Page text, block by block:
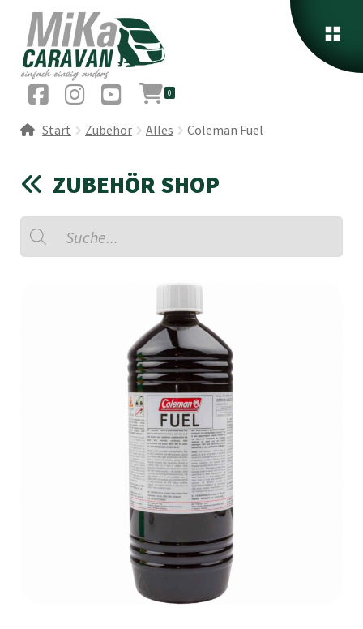
0
Start Zubehör Alles Coleman Fuel
ZUBEHÖR SHOP
Products
search